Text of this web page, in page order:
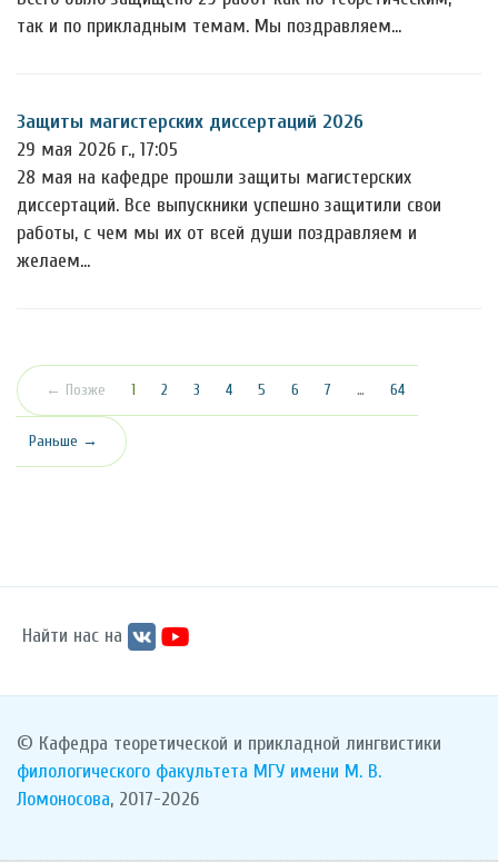
так и по прикладным темам. Мы поздравляем…
Защиты магистерских диссертаций 2026
29 мая 2026 г., 17:05
28 мая на кафедре прошли защиты магистерских
диссертаций. Все выпускники успешно защитили свои
работы, с чем мы их от всей души поздравляем и
желаем…
← Позже 1 (текущая)
2 3 4 5 6 7 … 64
Раньше →
Найти нас на
© Кафедра теоретической и прикладной лингвистики
филологического факультета МГУ имени М. В.
Ломоносова, 2017-2026